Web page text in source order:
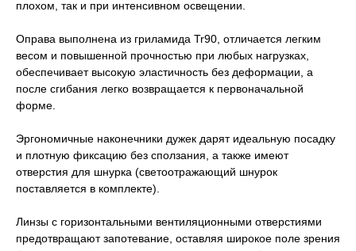
плохом, так и при интенсивном освещении.
Оправа выполнена из гриламида Tr90, отличается легким
весом и повышенной прочностью при любых нагрузках,
обеспечивает высокую эластичность без деформации, а
после сгибания легко возвращается к первоначальной
форме.
Эргономичные наконечники дужек дарят идеальную посадку
и плотную фиксацию без сползания, а также имеют
отверстия для шнурка (светоотражающий шнурок
поставляется в комплекте).
Линзы с горизонтальными вентиляционными отверстиями
предотвращают запотевание, оставляя широкое поле зрения